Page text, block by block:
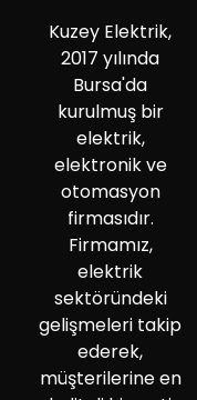
Kuzey Elektrik,
2017 yılında
Bursa'da
kurulmuş bir
elektrik,
elektronik ve
otomasyon
firmasıdır.
Firmamız,
elektrik
sektöründeki
gelişmeleri takip
ederek,
müşterilerine en